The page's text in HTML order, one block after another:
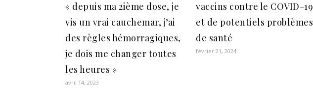
« depuis ma 2ième dose, je
vis un vrai cauchemar, j’ai
des règles hémorragiques,
je dois me changer toutes
les heures »
avril 14, 2023
vaccins contre le COVID-19
et de potentiels problèmes
de santé
février 21, 2024